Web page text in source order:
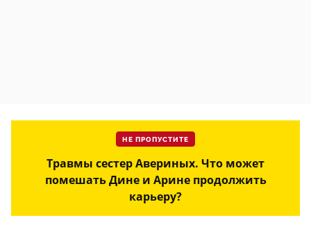
НЕ ПРОПУСТИТЕ
Травмы сестер Авериных. Что может
помешать Дине и Арине продолжить
карьеру?